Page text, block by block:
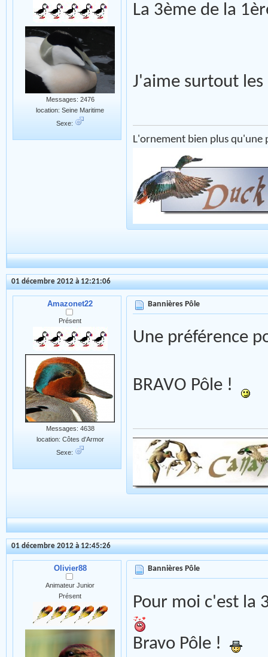
Messages: 2476
location: Seine Maritime
Sexe:
La 3ème de la
J'aime surtout
L'ornement bien plus qu'une
01 décembre 2012 à 12:21:06
Amazonet22
Présent
Messages: 4638
location: Côtes d'Armor
Sexe:
Bannières Pôle
Une préférence
BRAVO Pôle !
01 décembre 2012 à 12:45:26
Olivier88
Animateur Junior
Présent
Bannières Pôle
Pour moi c'est la
Bravo Pôle !